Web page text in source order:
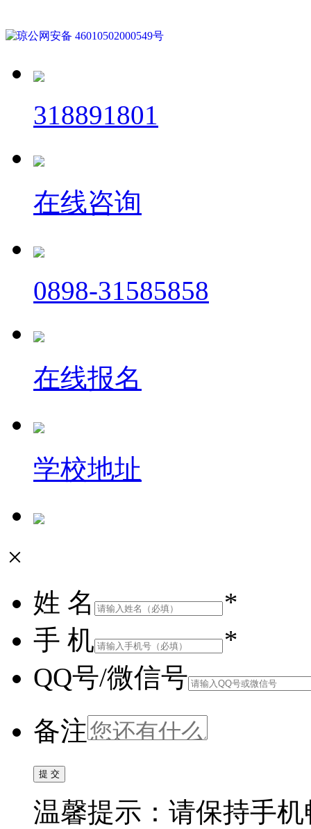
琼公网安备 46010502000549号
318891801
在线咨询
0898-31585858
在线报名
学校地址
×
姓 名
*
手 机
*
QQ号/微信号
备注
温馨提示：请保持手